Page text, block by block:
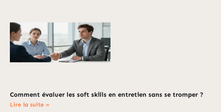
Comment évaluer les soft skills en entretien sans se tromper ?
Lire la suite »